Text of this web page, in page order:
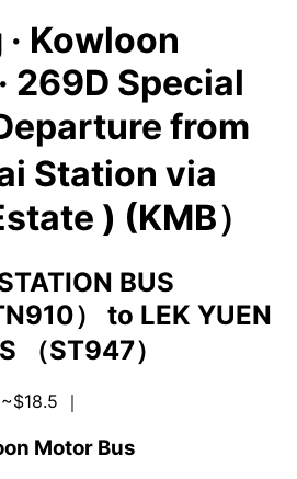
· Kowloon
269D Special
from
Station via
) (KMB）
BUS
）
to LEK YUEN
（ST947）
｜
Motor Bus